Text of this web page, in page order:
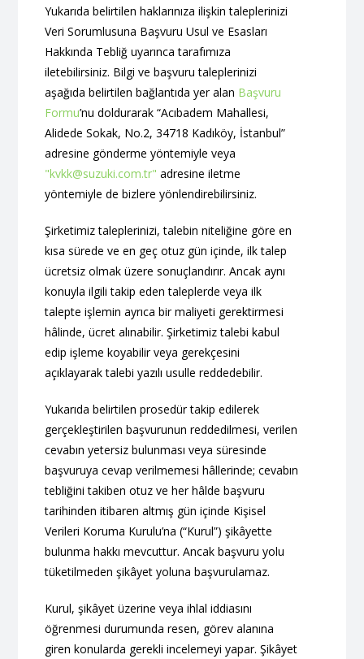
Yukarıda belirtilen haklarınıza ilişkin taleplerinizi
Veri Sorumlusuna Başvuru Usul ve Esasları
Hakkında Tebliğ uyarınca tarafımıza
iletebilirsiniz. Bilgi ve başvuru taleplerinizi
aşağıda belirtilen bağlantıda yer alan Başvuru
Formu’nu doldurarak “Acıbadem Mahallesi,
Alidede Sokak, No.2, 34718 Kadıköy, İstanbul”
adresine gönderme yöntemiyle veya
"kvkk@suzuki.com.tr" adresine iletme
yöntemiyle de bizlere yönlendirebilirsiniz.
Şirketimiz taleplerinizi, talebin niteliğine göre en
kısa sürede ve en geç otuz gün içinde, ilk talep
ücretsiz olmak üzere sonuçlandırır. Ancak aynı
konuyla ilgili takip eden taleplerde veya ilk
talepte işlemin ayrıca bir maliyeti gerektirmesi
hâlinde, ücret alınabilir. Şirketimiz talebi kabul
edip işleme koyabilir veya gerekçesini
açıklayarak talebi yazılı usulle reddedebilir.
Yukarıda belirtilen prosedür takip edilerek
gerçekleştirilen başvurunun reddedilmesi, verilen
cevabın yetersiz bulunması veya süresinde
başvuruya cevap verilmemesi hâllerinde; cevabın
tebliğini takiben otuz ve her hâlde başvuru
tarihinden itibaren altmış gün içinde Kişisel
Verileri Koruma Kurulu’na (“Kurul”) şikâyette
bulunma hakkı mevcuttur. Ancak başvuru yolu
tüketilmeden şikâyet yoluna başvurulamaz.
Kurul, şikâyet üzerine veya ihlal iddiasını
öğrenmesi durumunda resen, görev alanına
giren konularda gerekli incelemeyi yapar. Şikâyet